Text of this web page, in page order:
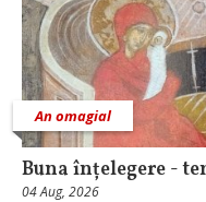
An omagial
Buna înțelegere -
04 Aug, 2026